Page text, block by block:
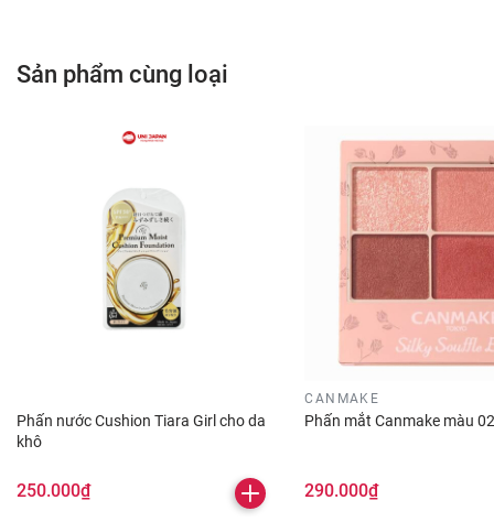
- Chứa các thành phần bảo vệ da, giúp da luôn ẩm
Phấn phủ Canmake có thể sử dụng cho mọi loại da,
đem lại làn da trắng hồng mịn màng.
4. Hướng dẫn sử dụng
Thứ tự sử dụng như sau:
Bước 3: Kem nền
Lưu ý: Nên rũ bớt phấn thừa trước khi dùng bằng
Sản phẩm cùng loại
Phấn nước Cushion Tiara Girl cho da
khô
250.000₫
CANMAKE
Phấn mắt Canmake màu
290.000₫